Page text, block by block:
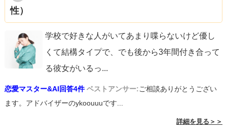
性）
学校で好きな人がいてあまり喋らないけど優し
くて結構タイプで、でも後から3年間付き合って
る彼女がいるっ...
恋愛マスター&AI回答4件 ベストアンサー:ご相談ありがとうござい
ます。アドバイザーのykoouuuです...
詳細を見る＞＞